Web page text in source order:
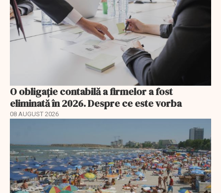
O obligație contabilă a firmelor a fost
eliminată în 2026. Despre ce este vorba
08 AUGUST 2026